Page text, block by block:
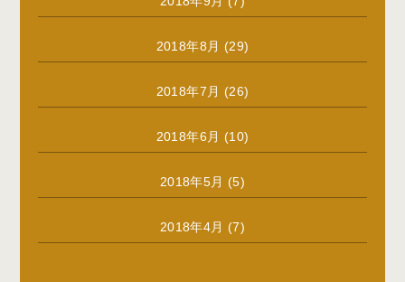
2018年8月 (29)
2018年7月 (26)
2018年6月 (10)
2018年5月 (5)
2018年4月 (7)